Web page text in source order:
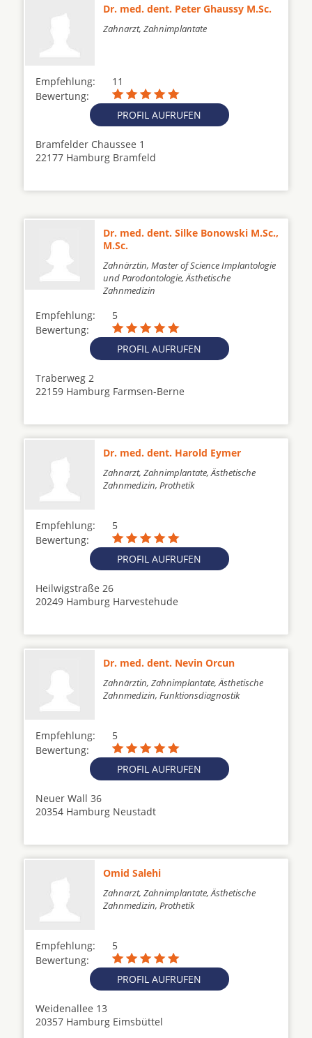
Dr. med. dent. Peter Ghaussy M.Sc.
Zahnarzt, Zahnimplantate
Empfehlung:
11
Bewertung:
PROFIL AUFRUFEN
Bramfelder Chaussee 1
22177 Hamburg Bramfeld
Dr. med. dent. Silke Bonowski M.Sc.,
M.Sc.
Zahnärztin, Master of Science Implantologie
und Parodontologie, Ästhetische
Zahnmedizin
Empfehlung:
5
Bewertung:
PROFIL AUFRUFEN
Traberweg 2
22159 Hamburg Farmsen-Berne
Dr. med. dent. Harold Eymer
Zahnarzt, Zahnimplantate, Ästhetische
Zahnmedizin, Prothetik
Empfehlung:
5
Bewertung:
PROFIL AUFRUFEN
Heilwigstraße 26
20249 Hamburg Harvestehude
Dr. med. dent. Nevin Orcun
Zahnärztin, Zahnimplantate, Ästhetische
Zahnmedizin, Funktionsdiagnostik
Empfehlung:
5
Bewertung:
PROFIL AUFRUFEN
Neuer Wall 36
20354 Hamburg Neustadt
Omid Salehi
Zahnarzt, Zahnimplantate, Ästhetische
Zahnmedizin, Prothetik
Empfehlung:
5
Bewertung:
PROFIL AUFRUFEN
Weidenallee 13
20357 Hamburg Eimsbüttel